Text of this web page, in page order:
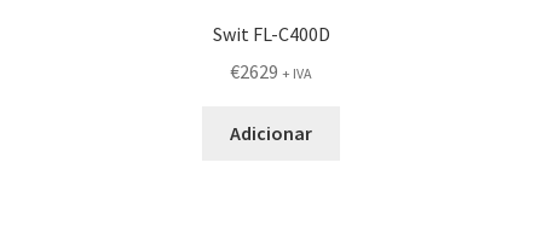
Swit FL-C400D
€2629 + IVA
Adicionar